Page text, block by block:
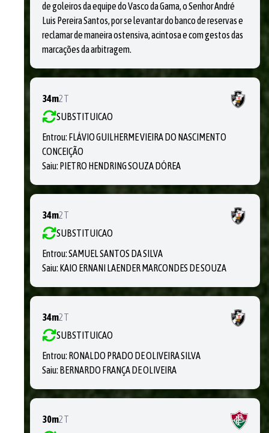
de goleiros da equipe do Vasco da Gama, o Senhor André
Luis Pereira Santos, por se levantar do banco de reservas e
reclamar de maneira ostensiva, acintosa e com gestos das
marcações da arbitragem.
34m2T
SUBSTITUICAO
Entrou: FLÁVIO GUILHERME VIEIRA DO NASCIMENTO
CONCEIÇÃO
Saiu: PIETRO HENDRING SOUZA DÓREA
34m2T
SUBSTITUICAO
Entrou:SAMUEL SANTOS DA SILVA
Saiu: KAIO ERNANI LAENDER MARCONDES DE SOUZA
34m2T
SUBSTITUICAO
Entrou: RONALDO PRADO DE OLIVEIRA SILVA
Saiu: BERNARDO FRANÇA DE OLIVEIRA
30m2T